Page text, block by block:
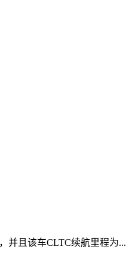
并且该车CLTC续航里程为...